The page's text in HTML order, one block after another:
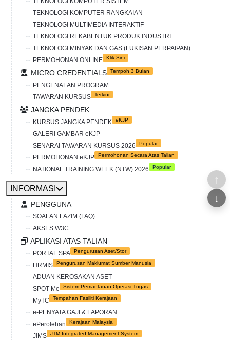
↑
↓
TEKNOLOGI KOMPUTER RANGKAIAN
TEKNOLOGI MULTIMEDIA INTERAKTIF
TEKNOLOGI REKABENTUK PRODUK INDUSTRI
TEKNOLOGI MINYAK DAN GAS (LUKISAN PERPAIPAN)
PERMOHONAN ONLINE
Klik Sini
MICRO CREDENTIALS Tempoh 3 Bulan
PENGENALAN PROGRAM
TAWARAN KURSUS
Terkini
JANGKA PENDEK
KURSUS JANGKA PENDEK eKJP
GALERI GAMBAR eKJP
SENARAI TAWARAN KURSUS 2026
Popular
PERMOHONAN eKJP Permohonan Secara Atas Talian
NATIONAL TRAINING WEEK (NTW) 2026 Popular
INFORMASI
PENGGUNA
SOALAN LAZIM (FAQ)
AKSES W3C
APLIKASI ATAS TALIAN
PORTAL SPA Pengurusan Aset/Stor
HRMIS Pengurusan Maklumat Sumber Manusia
ADUAN KEROSAKAN ASET
SPOT-Me
Sistem Pemantauan Operasi Tugas
MyTC Tempahan Fasiliti Kerajaan
e-PENYATA GAJI & LAPORAN
ePerolehan
Kerajaan Malaysia
JiMS JTM Integrated Management System